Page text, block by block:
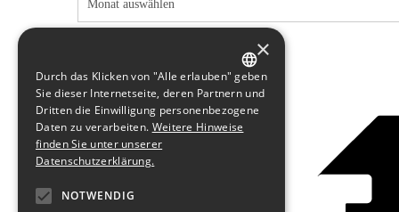
GERMAN
ENGLISH
×
Durch das Klicken von "Alle erlauben" geben
Sie dieser Internetseite, deren Partnern und
Dritten die Einwilligung personenbezogene
Daten zu verarbeiten. Weitere Hinweise
finden Sie unter unserer
Datenschutzerklärung.
NOTWENDIG